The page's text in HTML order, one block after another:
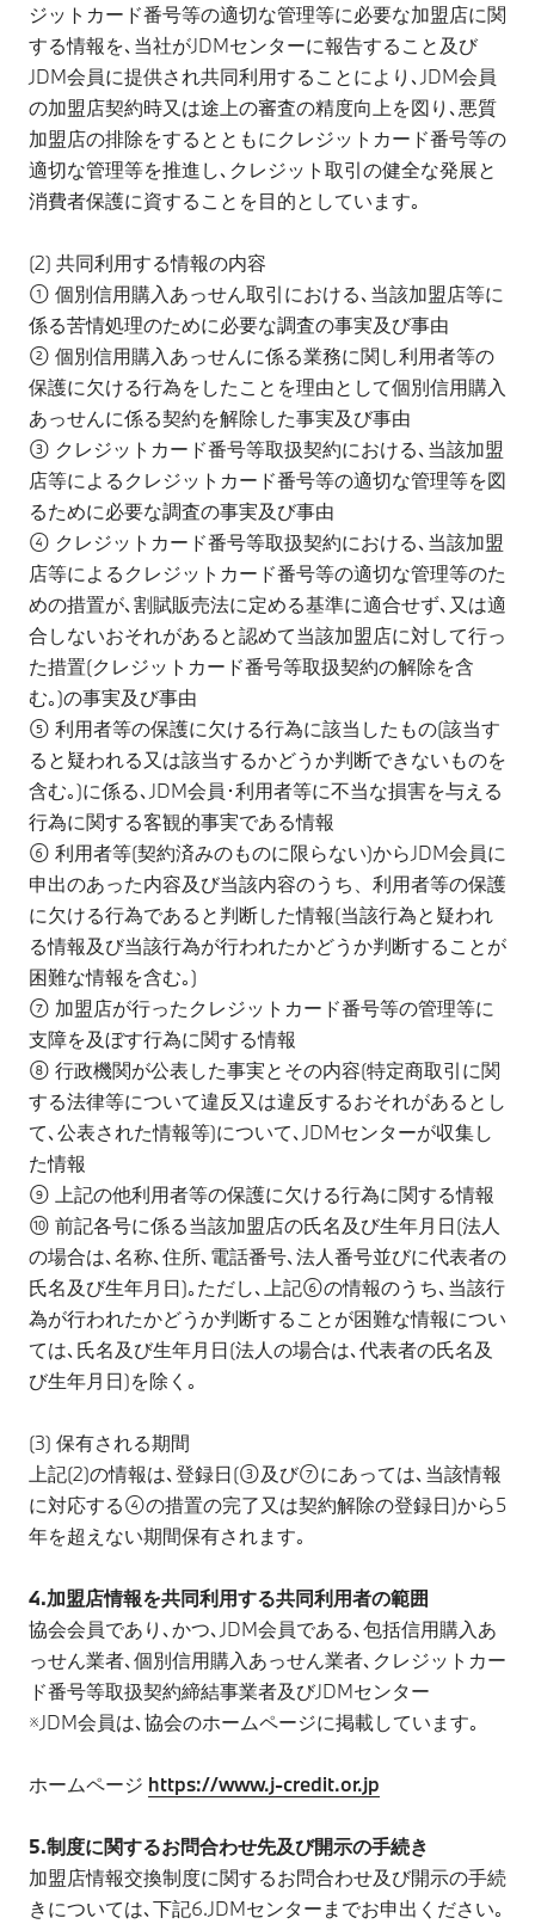
ジットカード番号等の適切な管理等に必要な加盟店に関
する情報を､当社がJDMセンターに報告すること及び
JDM会員に提供され共同利用することにより､JDM会員
の加盟店契約時又は途上の審査の精度向上を図り､悪質
加盟店の排除をするとともにクレジットカード番号等の
適切な管理等を推進し､クレジット取引の健全な発展と
消費者保護に資することを目的としています｡
(2) 共同利用する情報の内容
① 個別信用購入あっせん取引における､当該加盟店等に
係る苦情処理のために必要な調査の事実及び事由
② 個別信用購入あっせんに係る業務に関し利用者等の
保護に欠ける行為をしたことを理由として個別信用購入
あっせんに係る契約を解除した事実及び事由
③ クレジットカード番号等取扱契約における､当該加盟
店等によるクレジットカード番号等の適切な管理等を図
るために必要な調査の事実及び事由
④ クレジットカード番号等取扱契約における､当該加盟
店等によるクレジットカード番号等の適切な管理等のた
めの措置が､割賦販売法に定める基準に適合せず､又は適
合しないおそれがあると認めて当該加盟店に対して行っ
た措置(クレジットカード番号等取扱契約の解除を含
む｡)の事実及び事由
⑤ 利用者等の保護に欠ける行為に該当したもの(該当す
ると疑われる又は該当するかどうか判断できないものを
含む｡)に係る､JDM会員･利用者等に不当な損害を与える
行為に関する客観的事実である情報
⑥ 利用者等(契約済みのものに限らない)からJDM会員に
申出のあった内容及び当該内容のうち、利用者等の保護
に欠ける行為であると判断した情報(当該行為と疑われ
る情報及び当該行為が行われたかどうか判断することが
困難な情報を含む｡)
⑦ 加盟店が行ったクレジットカード番号等の管理等に
支障を及ぼす行為に関する情報
⑧ 行政機関が公表した事実とその内容(特定商取引に関
する法律等について違反又は違反するおそれがあるとし
て､公表された情報等)について､JDMセンターが収集し
た情報
⑨ 上記の他利用者等の保護に欠ける行為に関する情報
⑩ 前記各号に係る当該加盟店の氏名及び生年月日(法人
の場合は､名称､住所､電話番号､法人番号並びに代表者の
氏名及び生年月日)｡ただし､上記⑥の情報のうち､当該行
為が行われたかどうか判断することが困難な情報につい
ては､氏名及び生年月日(法人の場合は､代表者の氏名及
び生年月日)を除く｡
(3) 保有される期間
上記(2)の情報は､登録日(③及び⑦にあっては､当該情報
に対応する④の措置の完了又は契約解除の登録日)から5
年を超えない期間保有されます｡
4.加盟店情報を共同利用する共同利用者の範囲
協会会員であり､かつ､JDM会員である､包括信用購入あ
っせん業者､個別信用購入あっせん業者､クレジットカー
ド番号等取扱契約締結事業者及びJDMセンター
※JDM会員は､協会のホームページに掲載しています｡
ホームページ https://www.j-credit.or.jp
5.制度に関するお問合わせ先及び開示の手続き
加盟店情報交換制度に関するお問合わせ及び開示の手続
きについては､下記6.JDMセンターまでお申出ください｡